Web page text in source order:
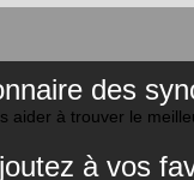
des
aider à trouver le
à vos